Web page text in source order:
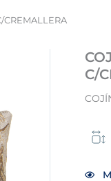
CREMALLERA
C/